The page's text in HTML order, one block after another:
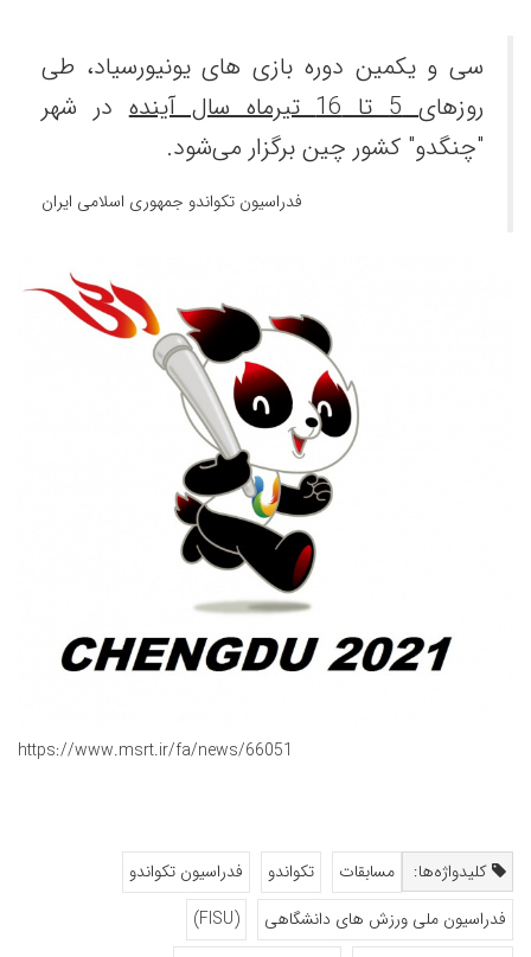
سی و یکمین دوره بازی های یونیورسیاد، طی
روزهای5 تا 16 تیرماه سال آینده
در شهر
"چنگدو" کشور چین برگزار می‌شود.
فدراسیون تکواندو جمهوری اسلامی ایران
https://www.msrt.ir/fa/news/66051
کلیدواژه‌ها: مسابقات تکواندو
فدراسیون تکواندو
فدراسیون ملی ورزش های دانشگاهی
(FISU)